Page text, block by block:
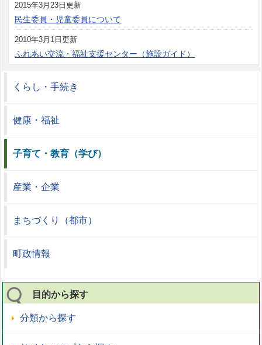
2015年3月23日更新
民生委員・児童委員について
2010年3月1日更新
ふれあい交流・福祉支援センター（施設ガイド）
くらし・手続き
健康・福祉
子育て・教育（学び）
産業・企業
まちづくり（都市）
町政情報
目的から探す
分類から探す